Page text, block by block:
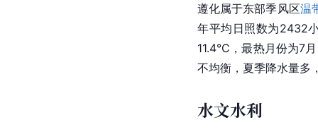
遵化属于东部季风区温
年平均 日照数为2432
11.4°C，最热月份为7
不均衡，夏季降水量多
水文水利